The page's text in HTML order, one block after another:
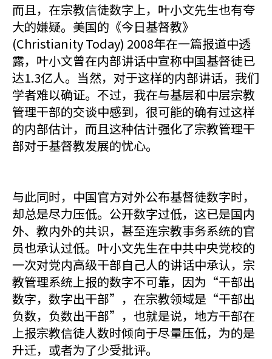
而且，在宗教信徒数字上，叶小文先生也有夸
大的嫌疑。美国的《今日基督教》
(Christianity Today) 2008年在一篇报道中透
露，叶小文曾在内部讲话中宣称中国基督徒已
达1.3亿人。当然，对于这样的内部讲话，我们
学者难以确证。不过，我在与基层和中层宗教
管理干部的交谈中感到，很可能的确有过这样
的内部估计，而且这种估计强化了宗教管理干
部对于基督教发展的忧心。
与此同时，中国官方对外公布基督徒数字时，
却总是尽力压低。公开数字过低，这已是国内
外、教内外的共识，甚至连宗教事务系统的官
员也承认过低。叶小文先生在中共中央党校的
一次对党内高级干部自己人的讲话中承认，宗
教管理系统上报的数字不可靠，因为“干部出
数字，数字出干部”，在宗教领域是“干部出
负数，负数出干部”，也就是说，地方干部在
上报宗教信徒人数时倾向于尽量压低，为的是
升迁，或者为了少受批评。